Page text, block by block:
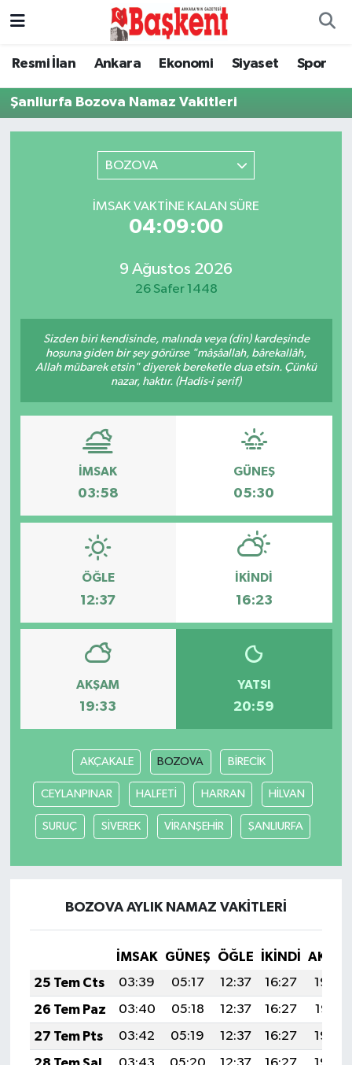
Resmi İlan Ankara Ekonomi Siyaset Spor
Şanliurfa Bozova Namaz Vakitleri
BOZOVA
İMSAK VAKTINE KALAN SÜRE
04:09:00
9 Ağustos 2026
26 Safer 1448
Sizden biri kendisinde, malında veya (din) kardeşinde
hoşuna giden bir şey görürse "mâşâallah, bârekallâh,
Allah mübarek etsin" diyerek bereketle dua etsin. Çünkü
nazar, haktır. (Hadis-i şerif)
İMSAK
03:58
GÜNEŞ
05:30
ÖĞLE
12:37
İKINDI
16:23
AKŞAM
19:33
YATSI
20:59
AKÇAKALE BOZOVA BİRECİK
CEYLANPINAR HALFETİ HARRAN HİLVAN
SURUÇ SİVEREK VİRANŞEHİR ŞANLIURFA
BOZOVA AYLIK NAMAZ VAKITLERI
İMSAK GÜNEŞ ÖĞLE İKINDI
25 Tem Cts
03:39 05:17 12:37 16:27
19:48
26 Tem Paz
03:40 05:18 12:37 16:27
19:47
27 Tem Pts
03:42 05:19 12:37 16:27
19:46
Ankara
Asayiş
Gündem
Özel Haber
Resmi İlan
Sağlık
Siyaset
Teknoloji
Ankara Nöbetçi Eczaneler
Ankara Hava Durumu
Ankara Trafik Yoğunluk Haritası
Süper Lig Puan Durumu ve Fikstür
Tüm Manşetler
Haber Arşivi